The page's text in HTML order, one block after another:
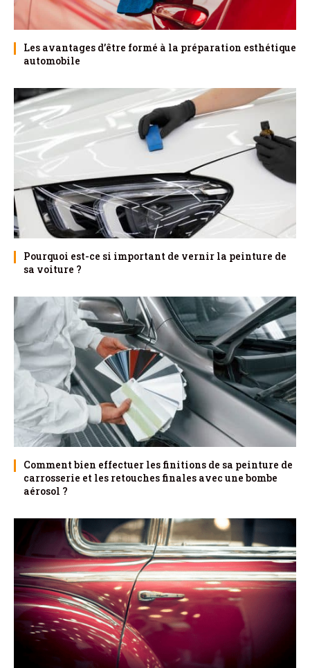
Les avantages d’être formé à la préparation esthétique
automobile
Pourquoi est-ce si important de vernir la peinture de
sa voiture ?
Comment bien effectuer les finitions de sa peinture de
carrosserie et les retouches finales avec une bombe
aérosol ?